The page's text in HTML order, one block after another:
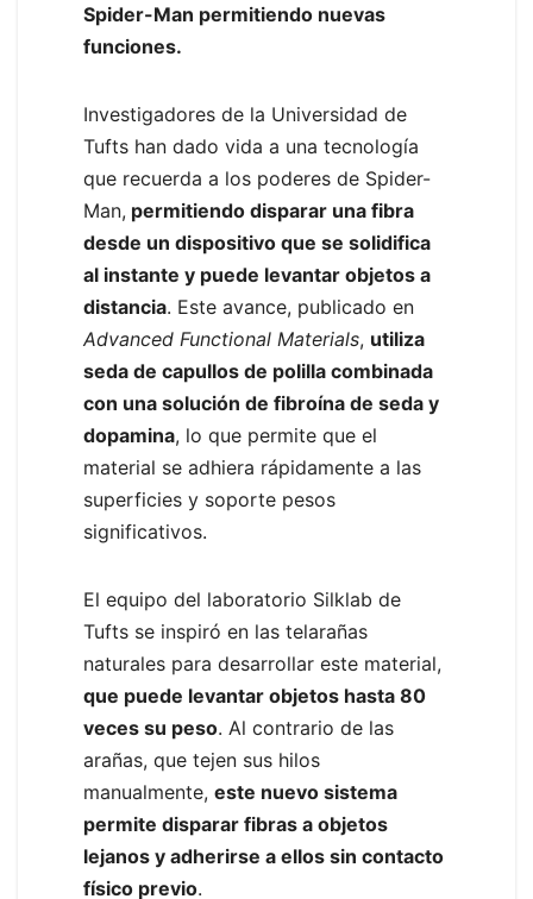
Spider-Man permitiendo nuevas
funciones.
Investigadores de la Universidad de
Tufts han dado vida a una tecnología
que recuerda a los poderes de Spider-
Man, permitiendo disparar una fibra
desde un dispositivo que se solidifica
al instante y puede levantar objetos a
distancia. Este avance, publicado en
Advanced Functional Materials, utiliza
seda de capullos de polilla combinada
con una solución de fibroína de seda y
dopamina, lo que permite que el
material se adhiera rápidamente a las
superficies y soporte pesos
significativos.
El equipo del laboratorio Silklab de
Tufts se inspiró en las telarañas
naturales para desarrollar este material,
que puede levantar objetos hasta 80
veces su peso. Al contrario de las
arañas, que tejen sus hilos
manualmente, este nuevo sistema
permite disparar fibras a objetos
lejanos y adherirse a ellos sin contacto
físico previo.